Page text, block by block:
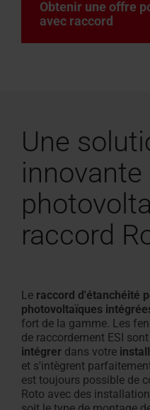
Obtenir une offre
avec raccord
Une
innovante
raccord
Le raccord d'étanchéité
photovoltaïques
fort de la gamme. Les
de raccordement ESI
intégrer dans votre
et s'intègrent
est toujours possible de
Roto avec des